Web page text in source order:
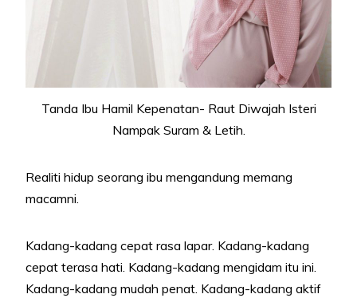
Tanda Ibu Hamil Kepenatan- Raut Diwajah Isteri
Nampak Suram & Letih.
Realiti hidup seorang ibu mengandung memang
macamni.
Kadang-kadang cepat rasa lapar. Kadang-kadang
cepat terasa hati. Kadang-kadang mengidam itu ini.
Kadang-kadang mudah penat. Kadang-kadang aktif